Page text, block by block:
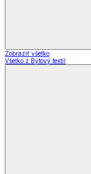
Zobraziť všetko
Všetko z Bytový textil